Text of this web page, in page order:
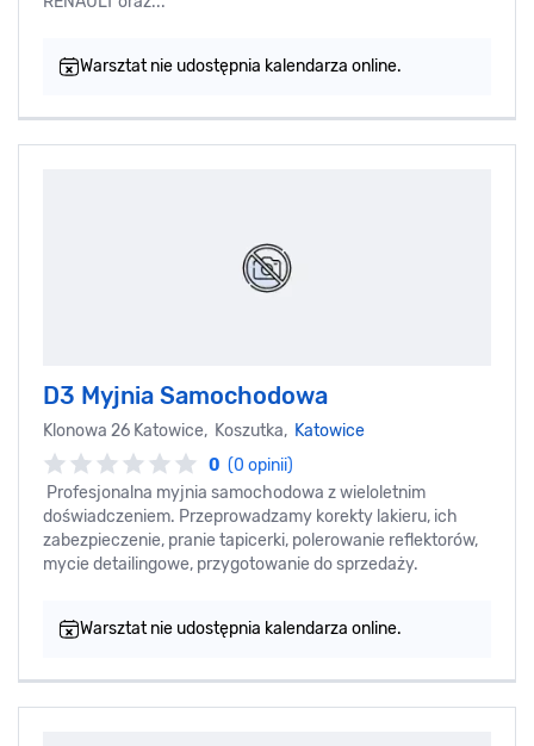
Warsztat nie udostępnia kalendarza online.
D3 Myjnia Samochodowa
Klonowa 26 Katowice, Koszutka, Katowice
0 (0 opinii)
Profesjonalna myjnia samochodowa z wieloletnim
doświadczeniem. Przeprowadzamy korekty lakieru, ich
zabezpieczenie, pranie tapicerki, polerowanie reflektorów,
mycie detailingowe, przygotowanie do sprzedaży.
Warsztat nie udostępnia kalendarza online.